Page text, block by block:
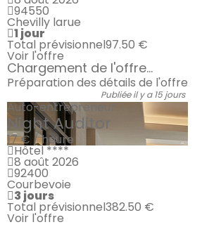
94550
Chevilly larue
1 jour
Total prévisionnel97.50 €
Voir l'offre
Chargement de l'offre...
Préparation des détails de l'offre
Publiée il y a 15 jours
Auto-entrepreneur
Night Auditor
17 € / heure
Hôtel ****
8 août 2026
92400
Courbevoie
3 jours
Total prévisionnel382.50 €
Voir l'offre